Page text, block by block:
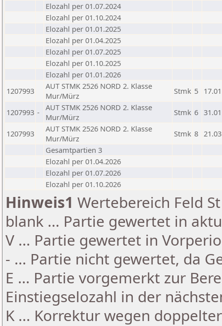
Elozahl per 01.07.2024
Elozahl per 01.10.2024
Elozahl per 01.01.2025
Elozahl per 01.04.2025
Elozahl per 01.07.2025
Elozahl per 01.10.2025
Elozahl per 01.01.2026
1207993
AUT STMK 2526 NORD 2. Klasse
Mur/Mürz
Stmk 5
1207993 -
AUT STMK 2526 NORD 2. Klasse
Mur/Mürz
Stmk 6
1207993
AUT STMK 2526 NORD 2. Klasse
Mur/Mürz
Stmk 8
Gesamtpartien 3
Elozahl per 01.04.2026
Elozahl per 01.07.2026
Elozahl per 01.10.2026
Hinweis1 Wertebereich Feld
blank ... Partie gewertet in
V ... Partie gewertet in
- ... Partie nicht gewertet, da
E ... Partie vorgemerkt zur
Einstiegselozahl in der
K ... Korrektur wegen